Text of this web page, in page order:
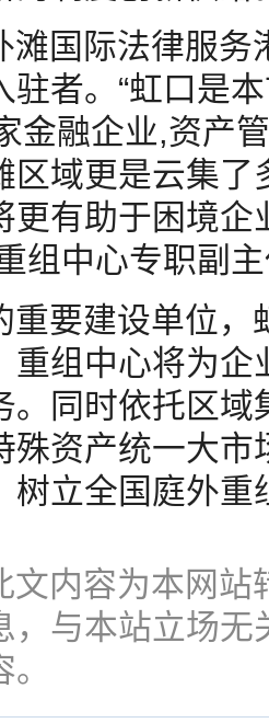
滩国际法律服
驻者。“虹口是
金融企业,资产
区域更是云集
更有助于困境
组中心专职副
重要建设单位
重组中心将为
。同时依托区
殊资产统一大市
树立全国庭外重
文内容为本网
，与本站立场